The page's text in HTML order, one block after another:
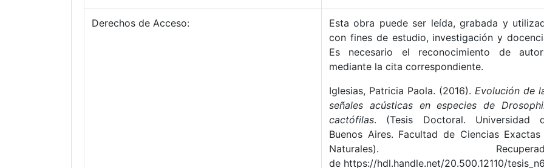
Derechos de Acceso:
Esta obra puede ser leída, grabada y
con fines de estudio, investigación y
Es necesario el reconocimiento de
mediante la cita correspondiente.
Iglesias, Patricia Paola. (2016). Evolución de
señales acústicas en especies de
cactófilas. (Tesis Doctoral. Universidad
Buenos Aires. Facultad de Ciencias
Naturales).
de https://hdl.handle.net/20.500.12110/